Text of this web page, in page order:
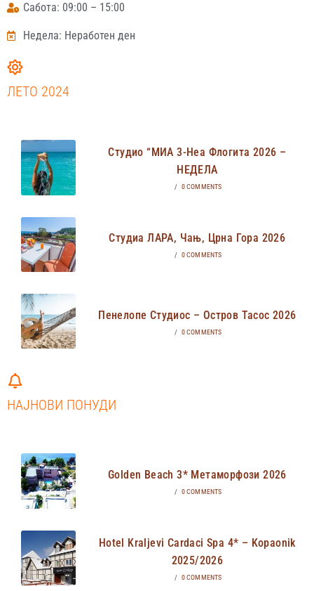
Сабота: 09:00 – 15:00
Недела: Неработен ден
ЛЕТО 2024
Студио “МИА 3-Неа Флогита 2026 –
НЕДЕЛА
/ 0 COMMENTS
Студиа ЛАРА, Чањ, Црна Гора 2026
/ 0 COMMENTS
Пенелопе Студиос – Остров Тасос 2026
/ 0 COMMENTS
НАЈНОВИ ПОНУДИ
Golden Beach 3* Метаморфози 2026
/ 0 COMMENTS
Hotel Kraljevi Cardaci Spa 4* – Kopaonik
2025/2026
/ 0 COMMENTS